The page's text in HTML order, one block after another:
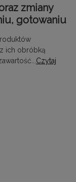
zmiany
gotowaniu
ich obróbką
Czytaj